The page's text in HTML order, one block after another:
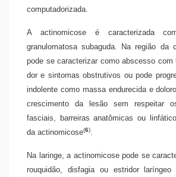
computadorizada.
A actinomicose é caracterizada
granulomatosa subaguda. Na região da
pode se caracterizar como abscesso com
dor e sintomas obstrutivos ou pode
indolente como massa endurecida e
crescimento da lesão sem respeitar
fasciais, barreiras anatômicas ou
da actinomicose(6)
Na laringe, a actinomicose pode se
rouquidão, disfagia ou estridor